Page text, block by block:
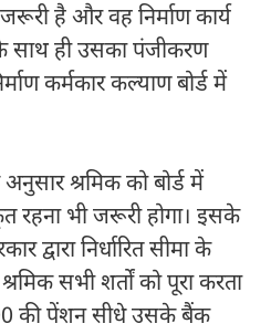
जरूरी है और वह निर्माण कार्य
साथ ही उसका पंजीकरण
कर्मकार कल्याण बोर्डमें
श्रमिक को बोर्ड में
रहना भी जरूरी होगा। इसके
निर्धारित सीमा के
सभी शर्तों को पूरा करता
की पेंशन सीधे उसके बैंक